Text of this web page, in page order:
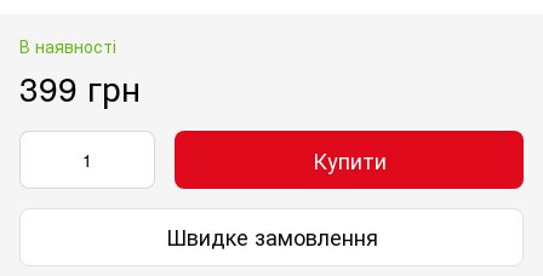
В наявності
399 грн
Купити
Швидке замовлення